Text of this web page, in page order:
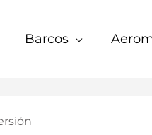
Barcos